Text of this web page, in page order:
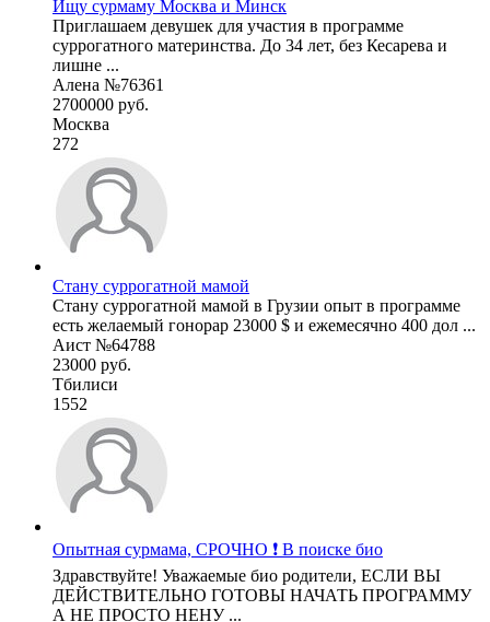
Ищу сурмаму Москва и Минск
Приглашаем девушек для участия в программе
суррогатного материнства. До 34 лет, без Кесарева и
лишне ...
Алена №76361
2700000 руб.
Москва
272
Стану суррогатной мамой
Стану суррогатной мамой в Грузии опыт в программе
есть желаемый гонорар 23000 $ и ежемесячно 400 дол ...
Аист №64788
23000 руб.
Тбилиси
1552
Опытная сурмама, СРОЧНО ❗ В поиске био
Здравствуйте! Уважаемые био родители, ЕСЛИ ВЫ
ДЕЙСТВИТЕЛЬНО ГОТОВЫ НАЧАТЬ ПРОГРАММУ
А НЕ ПРОСТО НЕНУ ...